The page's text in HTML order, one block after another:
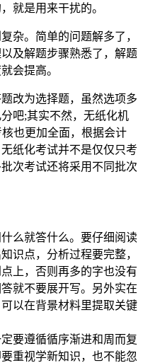
就是用来干扰的。
杂。简单的问题解多了，
及解题步骤熟悉了，解题
会提高。
改为选择题，虽然选项多
吧;其实不然，无纸化机
也更加全面，根据会计
纸化考试并不是仅仅只考
次考试还将采用不同批次
么就答什么。要仔细阅读
识点，分析过程要完整，
上，否则再多的字也没有
就不要展开写。另外实在
以在背景材料里提取关键
要遵循循序渐进和周而复
重视学新知识，也不能忽